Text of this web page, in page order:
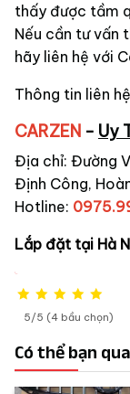
thấy được tầm
Nếu cần tư vấn
hãy liên hệ với
Thông tin liên
CARZEN - Uy
Địa chỉ: Đường
Định Công,
Hotline:
Lắp đặt tại Hà
5/5 (4 bầu chọn)
Có thể bạn